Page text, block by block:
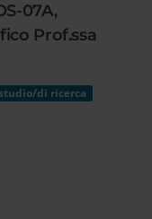
07A,
Prof.ssa
di ricerca